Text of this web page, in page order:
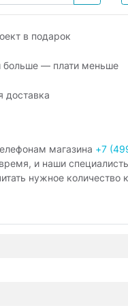
в подарок
больше — плати меньше
доставка
магазина +7
и наши
нужное количество